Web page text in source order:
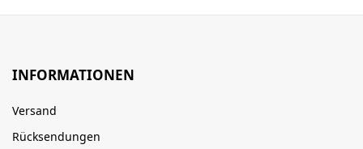
INFORMATIONEN
Versand
Rücksendungen